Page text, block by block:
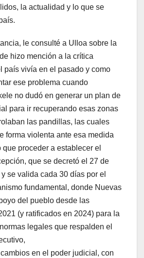
la actualidad y lo que se
le consulté a Ulloa sobre la
hizo mención a la crítica
país vivía en el pasado y como
ese problema cuando
no dudó en generar un plan de
para ir recuperando esas zonas
las pandillas, las cuales
forma violenta ante esa medida
proceder a establecer el
que se decretó el 27 de
se valida cada 30 días por el
fundamental, donde Nuevas
del pueblo desde las
(y ratificados en 2024) para la
legales que respalden el
en el poder judicial, con